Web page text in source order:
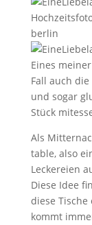
Eines
Fall auch
und sogar
Stück
Als
table, also
Leckereien
Diese Idee
diese Tische
kommt